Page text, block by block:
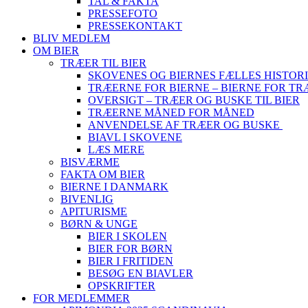
PRESSEFOTO
PRESSEKONTAKT
BLIV MEDLEM
OM BIER
TRÆER TIL BIER
SKOVENES OG BIERNES FÆLLES
TRÆERNE FOR BIERNE – BIERNE FOR
OVERSIGT – TRÆER OG BUSKE TIL BIER
TRÆERNE MÅNED FOR MÅNED
ANVENDELSE AF TRÆER OG BUSKE
BIAVL I SKOVENE
LÆS MERE
BISVÆRME
FAKTA OM BIER
BIERNE I DANMARK
BIVENLIG
APITURISME
BØRN & UNGE
BIER I SKOLEN
BIER FOR BØRN
BIER I FRITIDEN
BESØG EN BIAVLER
OPSKRIFTER
FOR MEDLEMMER